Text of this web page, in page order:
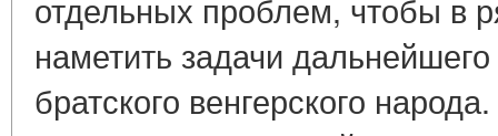
отдельных проблем, чтобы в
наметить задачи
братского венгерского